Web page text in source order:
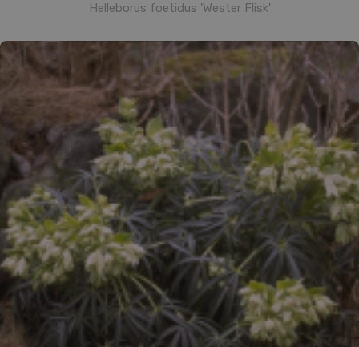
Helleborus foetidus 'Wester Flisk'